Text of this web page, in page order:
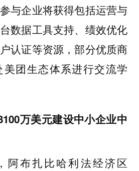
与企业将获得包括运营与
数据工具支持、绩效优化
认证等资源，部分优质商
美团生态体系进行交流学
万美元建设中小企业中
阿布扎比哈利法经济区